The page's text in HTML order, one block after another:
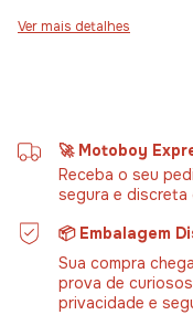
Ver mais detalhes
🚀 Motoboy
Receba o seu
segura e discreta
📦 Embalagem
Sua compra
prova de
privacidade e